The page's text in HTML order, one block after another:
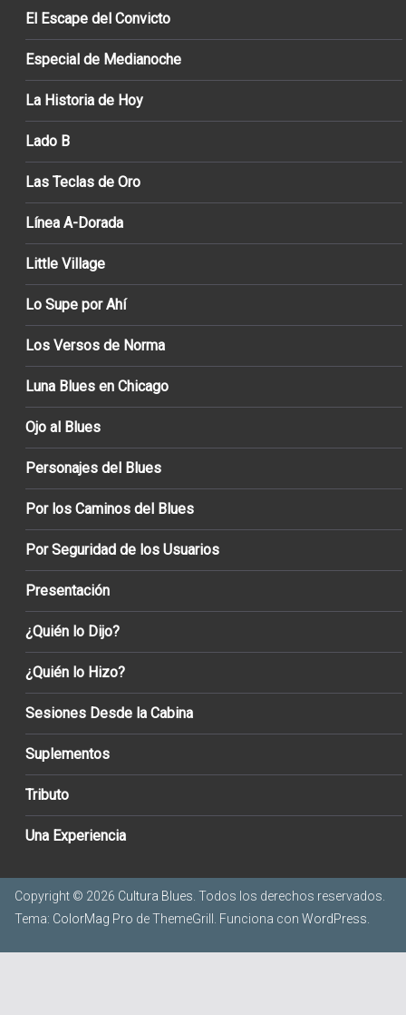
El Escape del Convicto
Especial de Medianoche
La Historia de Hoy
Lado B
Las Teclas de Oro
Línea A-Dorada
Little Village
Lo Supe por Ahí
Los Versos de Norma
Luna Blues en Chicago
Ojo al Blues
Personajes del Blues
Por los Caminos del Blues
Por Seguridad de los Usuarios
Presentación
¿Quién lo Dijo?
¿Quién lo Hizo?
Sesiones Desde la Cabina
Suplementos
Tributo
Una Experiencia
Copyright © 2026 Cultura Blues . Todos los derechos reservados.
Tema: ColorMag Pro de ThemeGrill. Funciona con WordPress